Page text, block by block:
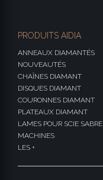
PRODUITS AIDIA
ANNEAUX DIAMANTÉS
NOUVEAUTÉS
CHAÎNES DIAMANT
DISQUES DIAMANT
COURONNES DIAMANT
PLATEAUX DIAMANT
LAMES POUR SCIE SABRE
MACHINES
LES +